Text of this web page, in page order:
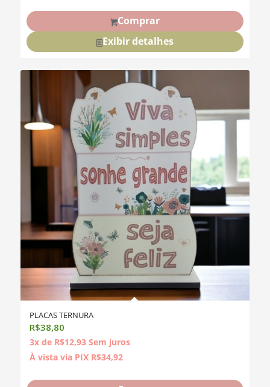
Comprar
Exibir detalhes
PLACAS TERNURA
R$38,80
3x de R$12,93 Sem juros
À vista via PIX R$34,92